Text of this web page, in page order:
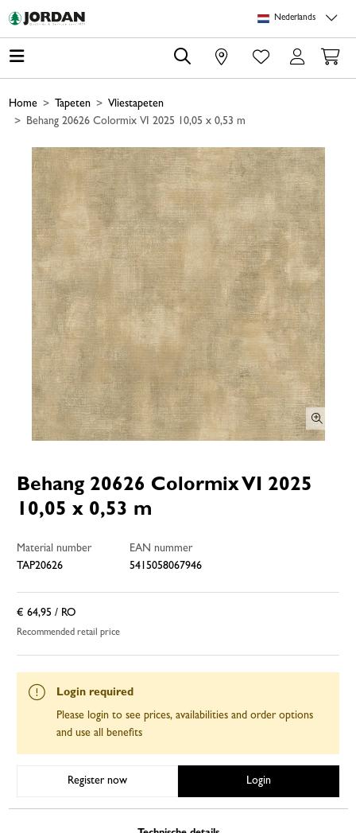
Nederlands
0
Home Tapeten
Vliestapeten
Behang 20626 Colormix VI 2025 10,05 x 0,53 m
Behang 20626 Colormix VI 2025
10,05 x 0,53 m
Material number
TAP20626
EAN nummer
5415058067946
€ 64,95 / RO
Recommended retail price
Login required
Please login to see prices, availabilities and order options
and use all benefits
Register now Login